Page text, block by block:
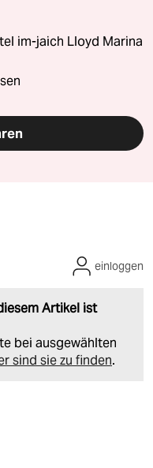
im-jaich Lloyd Marina
Artikel ist
bei ausgewählten
sind sie zu finden.
einloggen